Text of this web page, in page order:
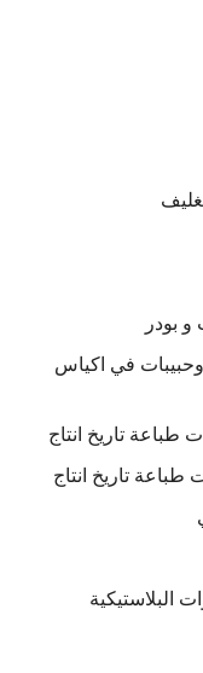
بودر
في اكياس
طباعة تاريخ انتاج
تاريخ انتاج
البلاستيكية